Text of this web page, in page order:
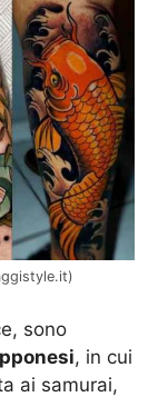
sono
, in cui
ai samurai,